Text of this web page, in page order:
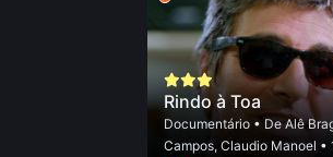
Rindo à Toa
Documentário• DeAlê
Campos, Claudio Manoel •